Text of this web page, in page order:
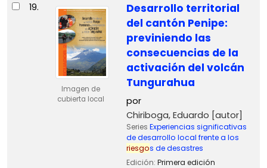
19.
Imagen de
cubierta local
Desarrollo territorial
del cantón Penipe:
previniendo las
consecuencias de la
activación del volcán
Tungurahua
por
Chiriboga, Eduardo [autor]
Series Experiencias significativas
de desarrollo local frente a los
riesgos de desastres
Edición: Primera edición